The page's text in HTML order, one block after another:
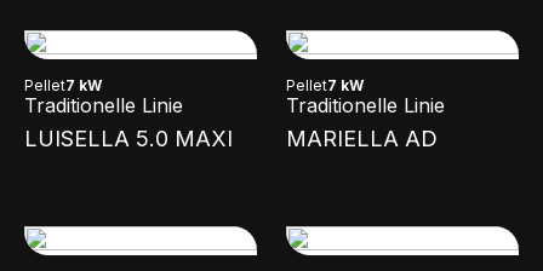
Pellet7 kW
Traditionelle Linie
LUISELLA 5.0 MAXI
Pellet7 kW
Traditionelle Linie
MARIELLA AD